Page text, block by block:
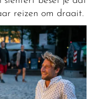
reizen om draait.